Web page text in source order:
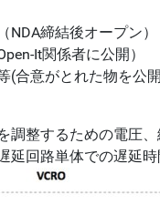
NDA締結後オープン）
It関係者に公開）
(合意がとれた物を公開
調整するための電圧
延回路単体での遅延時